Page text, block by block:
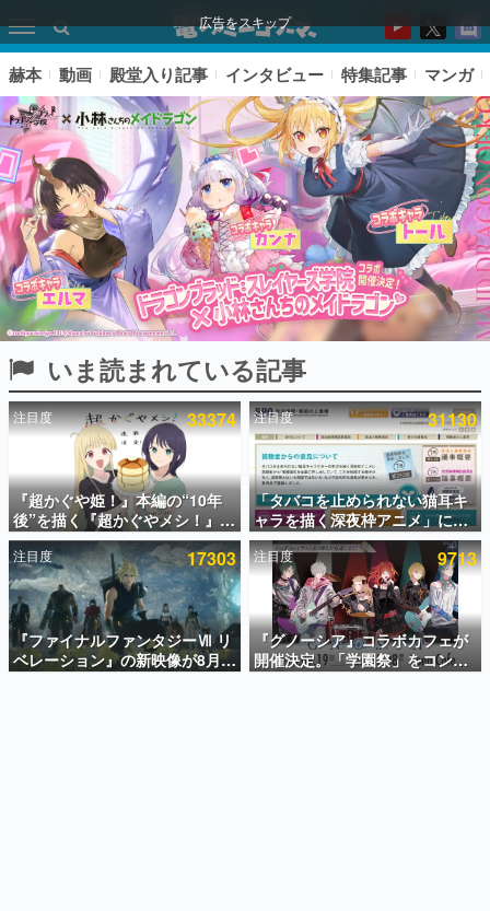
広告をスキップ
ピックアップ
電ファミのいま読まれている記事ランキング
アプリセール情報
インタビュー
連載・特集一覧
殿堂入り記事
SNS拡散数が数千以上！ ページビュー数万以上！ などな
ど。多くの人々に読まれた、電ファミ渾身の“殿堂入り”記
事をまとめました。
赫本 動画 殿堂入り記事 インタビュー 特集記事 マンガ
いま読まれている記事
注目度 33374
『超かぐや姫！』本編の“10年
後”を描く『超かぐやメシ！』
Web連載決定。新たなWebマン
ガレーベル「ビビビコミック」
にて特別話が掲載スタート、あ
のお話には…まだ続きがある！
注目度 31130
「タバコを止められない猫耳キ
ャラを描く深夜枠アニメ」に視
聴者の一部から批判意見。違法
薬物の使用と思しき描写も含め
て、BPOが議論を交わす
注目度 17303
『ファイナルファンタジーⅦ リ
ベレーション』の新映像が8月
26日早朝に公開へ。『FF7』リ
注目度 9713
『グノーシア』コラボカフェが
開催決定。「学園祭」をコンセ
プトに、模擬店やセツやSQ、ラ